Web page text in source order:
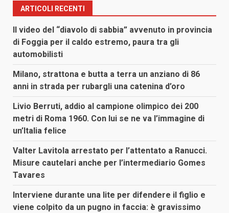
ARTICOLI RECENTI
Il video del “diavolo di sabbia” avvenuto in provincia
di Foggia per il caldo estremo, paura tra gli
automobilisti
Milano, strattona e butta a terra un anziano di 86
anni in strada per rubargli una catenina d’oro
Livio Berruti, addio al campione olimpico dei 200
metri di Roma 1960. Con lui se ne va l’immagine di
un’Italia felice
Valter Lavitola arrestato per l’attentato a Ranucci.
Misure cautelari anche per l’intermediario Gomes
Tavares
Interviene durante una lite per difendere il figlio e
viene colpito da un pugno in faccia: è gravissimo